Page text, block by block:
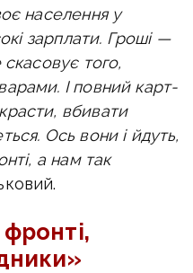
населення у
зарплати. Гроші —
того,
І повний карт-
вбивати
Ось вони і йдуть,
а нам так
»